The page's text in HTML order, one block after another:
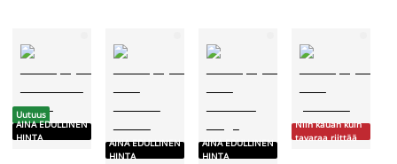
Uutuus
AINA EDULLINEN
HINTA
AINA EDULLINEN
HINTA
AINA EDULLINEN
HINTA
Niin kauan kuin
tavaraa riittää